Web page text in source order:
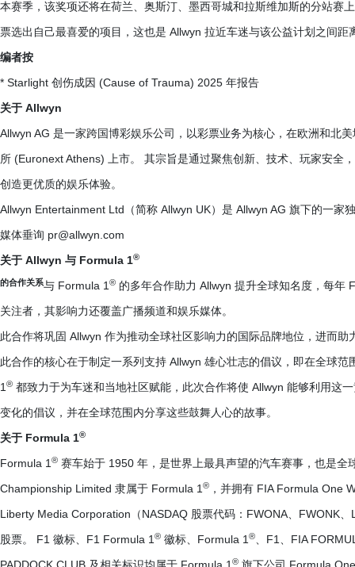
本赛季，该奖项还将在荷兰、奥斯汀、墨西哥城和拉斯维加斯的分站赛
票选出自己最喜爱的项目，这也是 Allwyn 拉近车迷与该公益计划之间距
编者按
* Starlight 创伤成因 (Cause of Trauma) 2025 年报告
关于 Allwyn
Allwyn AG 是一家跨国博彩娱乐公司，以彩票业务为核心，在欧洲和北
所 (Euronext Athens) 上市。 其宗旨是通过聚焦创新、技术、玩家安全
创造更优质的娱乐体验。
Allwyn Entertainment Ltd（简称 Allwyn UK）是 Allwyn AG 旗下的一家
媒体垂询 pr@allwyn.com
关于 Allwyn 与 Formula 1®
的合作关系与 Formula 1 ® 的多年合作助力 Allwyn 提升全球知名度，每年
关注者，其影响力还覆盖广播频道和娱乐媒体。
此合作将巩固 Allwyn 作为推动全球社区影响力的国际品牌地位，进而助
此合作的核心在于制定一系列支持 Allwyn 雄心壮志的倡议，即在全球
1 ® 都致力于为车迷和当地社区赋能，此次合作将使 Allwyn 能够利用这
变化的倡议，并在全球范围内分享这些鼓舞人心的故事。
关于 Formula 1®
Formula 1 ® 赛车始于 1950 年，是世界上最具声望的汽车赛事，也是
Championship Limited 隶属于 Formula 1 ® ，并拥有 FIA Formula One
Liberty Media Corporation（NASDAQ 股票代码：FWONA、FWONK
股票。 F1 徽标、F1 Formula 1 ® 徽标、Formula 1 ®
、F1、FIA
®